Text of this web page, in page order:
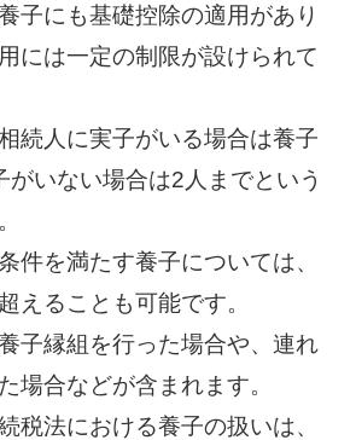
子にも基礎控除の適用があり
には一定の制限が設けられて
続人に実子がいる場合は養子
がいない場合は2人までという
件を満たす養子については、
えることも可能です。
子縁組を行った場合や、連れ
場合などが含まれます。
税法における養子の扱いは、